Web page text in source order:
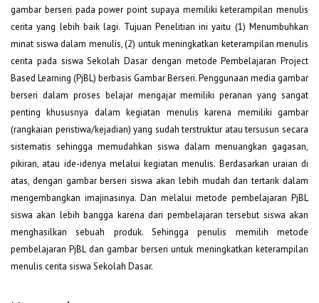
gambar berseri pada power point supaya memiliki keterampilan menulis
cerita yang lebih baik lagi. Tujuan Penelitian ini yaitu (1) Menumbuhkan
minat siswa dalam menulis, (2) untuk meningkatkan keterampilan menulis
cerita pada siswa Sekolah Dasar dengan metode Pembelajaran Project
Based Learning (PjBL) berbasis Gambar Berseri. Penggunaan media gambar
berseri dalam proses belajar mengajar memiliki peranan yang sangat
penting khususnya dalam kegiatan menulis karena memiliki gambar
(rangkaian peristiwa/kejadian) yang sudah terstruktur atau tersusun secara
sistematis sehingga memudahkan siswa dalam menuangkan gagasan,
pikiran, atau ide-idenya melalui kegiatan menulis. Berdasarkan uraian di
atas, dengan gambar berseri siswa akan lebih mudah dan tertarik dalam
mengembangkan imajinasinya. Dan melalui metode pembelajaran PjBL
siswa akan lebih bangga karena dari pembelajaran tersebut siswa akan
menghasilkan sebuah produk. Sehingga penulis memilih metode
pembelajaran PjBL dan gambar berseri untuk meningkatkan keterampilan
menulis cerita siswa Sekolah Dasar.